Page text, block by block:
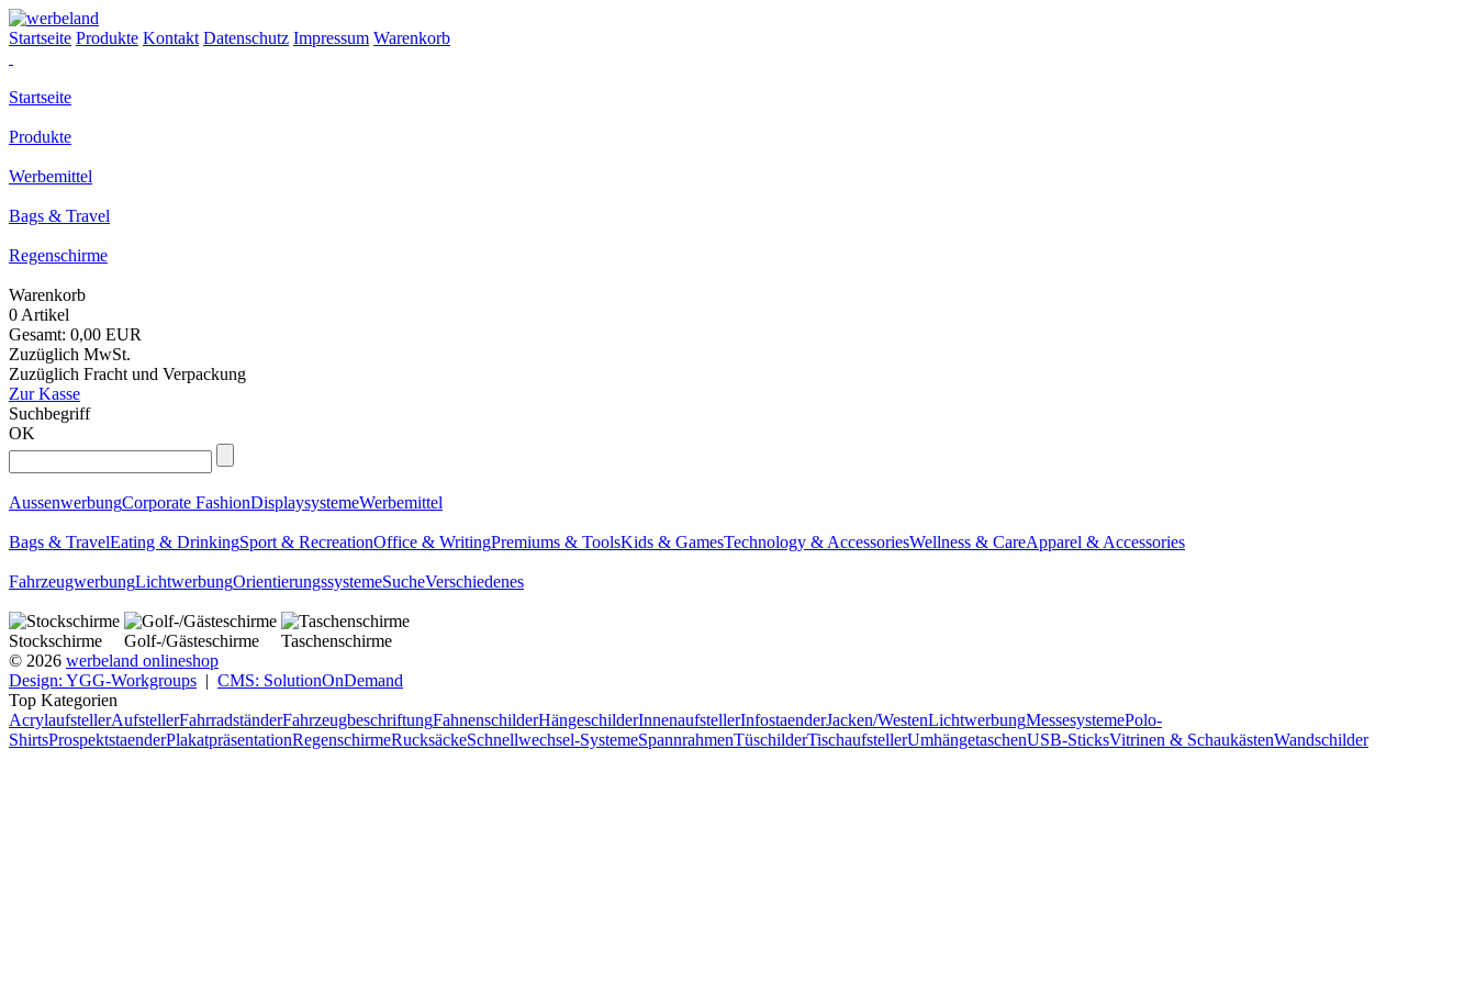
Startseite Produkte Kontakt Datenschutz Impressum Warenkorb
Startseite
Produkte
Werbemittel
Bags & Travel
Regenschirme
Warenkorb
0 Artikel
Gesamt: 0,00 EUR
Zuzüglich MwSt.
Zuzüglich Fracht und Verpackung
Zur Kasse
Suchbegriff
OK
AussenwerbungCorporate FashionDisplaysystemeWerbemittel
Bags & TravelEating & DrinkingSport & RecreationOffice & WritingPremiums & ToolsKids & GamesTechnology & AccessoriesWellness & CareApparel & Accessories
FahrzeugwerbungLichtwerbungOrientierungssystemeSucheVerschiedenes
Stockschirme Golf-/Gästeschirme
Taschenschirme
© 2026 werbeland onlineshop
Design: YGG-Workgroups | CMS: SolutionOnDemand
Top Kategorien
AcrylaufstellerAufstellerFahrradständerFahrzeugbeschriftungFahnenschilderHängeschilderInnenaufstellerInfostaenderJacken/WestenLichtwerbungMessesystemePolo-
ShirtsProspektstaenderPlakatpräsentationRegenschirmeRucksäckeSchnellwechsel-SystemeSpannrahmenTüschilderTischaufstellerUmhängetaschenUSB-SticksVitrinen & SchaukästenWandschilder